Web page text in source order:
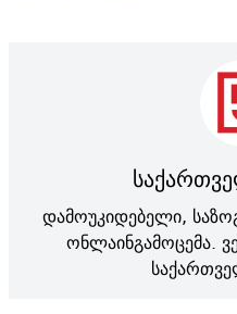
დამოუკიდებელი,
ონლაინგამოცემა.